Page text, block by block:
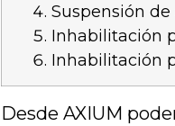
Suspensión
Inhabilitación
Inhabilitación
Desde AXIUM